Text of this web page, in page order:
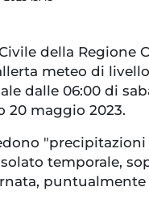
della Regione
meteo di
dalle 06:00 di
20 maggio 2023.
"precipitazioni
temporale,